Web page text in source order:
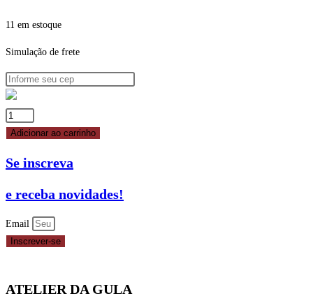
11 em estoque
Simulação de frete
BICO
PITANGA
BC172
83-
5172
CELEBRATE
Adicionar ao carrinho
Se inscreva
e receba novidades!
Email
Inscrever-se
ATELIER DA GULA